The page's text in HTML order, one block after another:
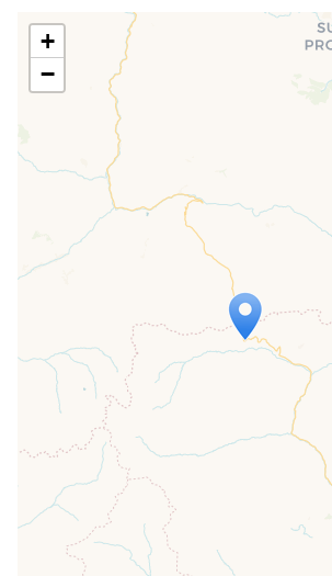
Travelers' Map is loading...
If you see this after your page is
loaded completely, leafletJS files
+
−